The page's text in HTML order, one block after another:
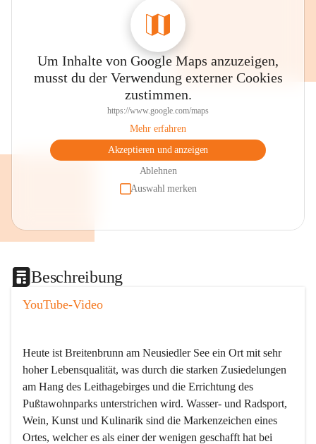
Um Inhalte von Google Maps anzuzeigen,
musst du der Verwendung externer Cookies
zustimmen.
https://www.google.com/maps
Mehr erfahren
Akzeptieren und anzeigen
Ablehnen
Auswahl merken
Beschreibung
YouTube-Video
Heute ist Breitenbrunn am Neusiedler See ein Ort mit sehr
hoher Lebensqualität, was durch die starken Zusiedelungen
am Hang des Leithagebirges und die Errichtung des
Pußtawohnparks unterstrichen wird. Wasser- und Radsport,
Wein, Kunst und Kulinarik sind die Markenzeichen eines
Ortes, welcher es als einer der wenigen geschafft hat bei